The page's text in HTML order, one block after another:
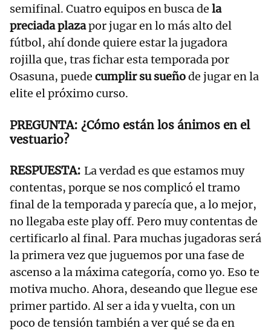
semifinal. Cuatro equipos en busca de la
preciada plazapor jugar en lo más alto del
fútbol, ahí donde quiere estar la jugadora
rojilla que, tras fichar esta temporada por
Osasuna, puede cumplir su sueñode jugar en la
elite el próximo curso.
¿Cómo están los ánimos en el
vestuario?
La verdad es que estamos muy
contentas, porque se nos complicó el tramo
final de la temporada y parecía que, a lo mejor,
no llegaba este play off. Pero muy contentas de
certificarlo al final. Para muchas jugadoras será
la primera vez que juguemos por una fase de
ascenso a la máxima categoría, como yo. Eso te
motiva mucho. Ahora, deseando que llegue ese
primer partido. Al ser a ida y vuelta, con un
poco de tensión también a ver qué se da en